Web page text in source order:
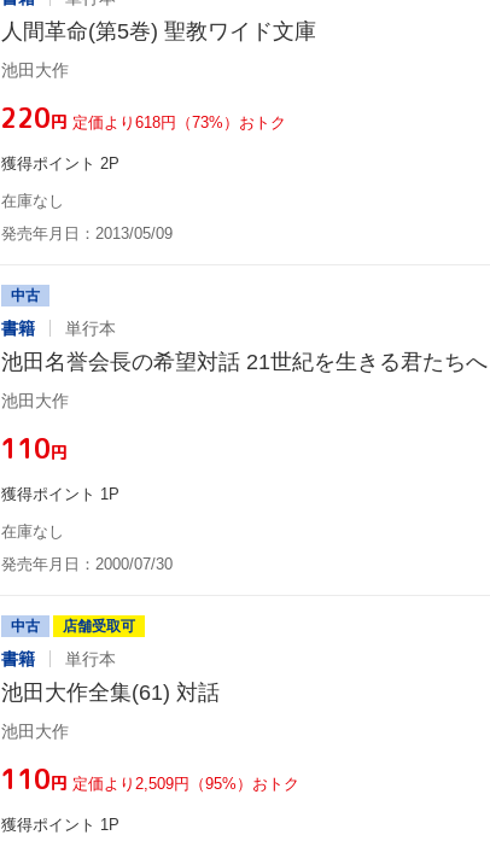
人間革命(第5巻) 聖教ワイド文庫
池田大作
¥220円 定価より618円（73%）おトク
獲得ポイント 2P
在庫なし
発売年月日：2013/05/09
中古
書籍 単行本
池田名誉会長の希望対話 21世紀を生きる君たちへ
池田大作
¥110円
獲得ポイント 1P
在庫なし
発売年月日：2000/07/30
中古 店舗受取可
書籍 単行本
池田大作全集(61) 対話
池田大作
¥110円 定価より2,509円（95%）おトク
獲得ポイント 1P